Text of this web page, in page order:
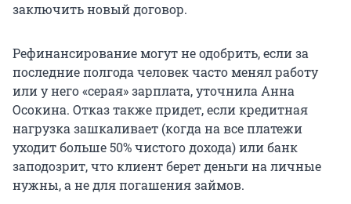
заключить новый договор.
Рефинансирование могут не одобрить, если за
последние полгода человек часто менял работу
или у него «серая» зарплата, уточнила Анна
Осокина. Отказ также придет, если кредитная
нагрузка зашкаливает (когда на все платежи
уходит больше 50% чистого дохода) или банк
заподозрит, что клиент берет деньги на личные
нужны, а не для погашения займов.